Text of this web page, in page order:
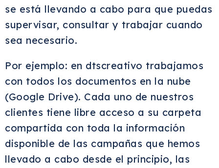
se está llevando a cabo para que puedas
supervisar, consultar y trabajar cuando
sea necesario.
Por ejemplo: en dtscreativo trabajamos
con todos los documentos en la nube
(Google Drive). Cada uno de nuestros
clientes tiene libre acceso a su carpeta
compartida con toda la información
disponible de las campañas que hemos
llevado a cabo desde el principio, las